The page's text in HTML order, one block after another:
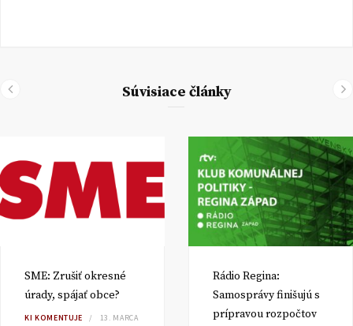
Súvisiace články
SME: Zrušiť okresné
úrady, spájať obce?
KI KOMENTUJE
13. MARCA
Rádio Regina:
Samosprávy finišujú s
prípravou rozpočtov